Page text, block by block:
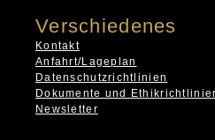
Verschiedenes
Kontakt
Anfahrt/Lageplan
Datenschutzrichtlinien
Dokumente und
Newsletter